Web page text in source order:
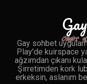
Gay sohbet
Play'de kuirspace
ağzımdan çıkanı
Şirretimden kork
erkeksin, aslanım